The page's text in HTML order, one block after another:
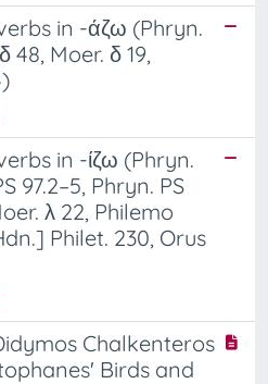
in -άζω (Phryn.
48, Moer. δ 19,
in -ίζω (Phryn.
97.2–5, Phryn. PS
λ 22, Philemo
Philet. 230, Orus
Chalkenteros
Birds and